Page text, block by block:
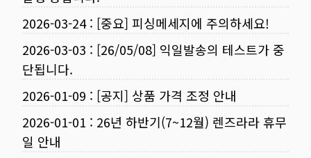
2026-03-24: [중요] 피싱메세지에 주의하세요!
2026-03-03 : [26/05/08] 익일발송의 테스트가 중
단됩니다.
2026-01-09 : [공지] 상품 가격 조정 안내
2026-01-01 : 26년 하반기(7~12월) 렌즈라라 휴무
일 안내